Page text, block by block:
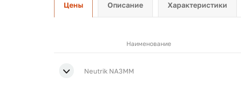
Цены Описание Характеристики
Наименование
Neutrik NA3MM